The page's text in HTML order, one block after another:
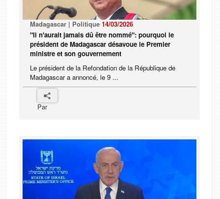
Madagascar | Politique 14/03/2026
"Il n'aurait jamais dû être nommé": pourquoi le
président de Madagascar désavoue le Premier
ministre et son gouvernement
Le président de la Refondation de la République de
Madagascar a annoncé, le 9 ...
Par